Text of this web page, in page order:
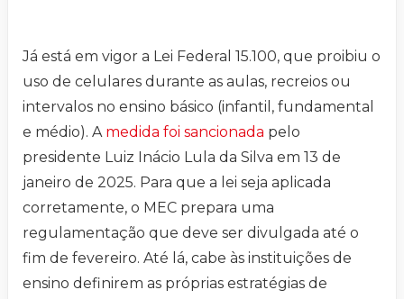
Já está em vigor a Lei Federal 15.100, que proibiu o
uso de celulares durante as aulas, recreios ou
intervalos no ensino básico (infantil, fundamental
e médio). A medida foi sancionada pelo
presidente Luiz Inácio Lula da Silva em 13 de
janeiro de 2025. Para que a lei seja aplicada
corretamente, o MEC prepara uma
regulamentação que deve ser divulgada até o
fim de fevereiro. Até lá, cabe às instituições de
ensino definirem as próprias estratégias de